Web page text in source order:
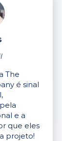
The
é sinal
e a
que eles
projeto!